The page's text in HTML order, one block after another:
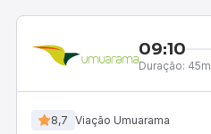
09:10
Duração: 45m
8,7 Viação Umuarama